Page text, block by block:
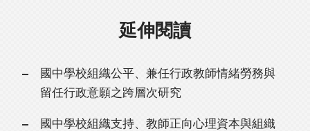
延伸閱讀
國中學校組織公平、兼任行政教師情緒勞務與
留任行政意願之跨層次研究
國中學校組織支持、教師正向心理資本與組織